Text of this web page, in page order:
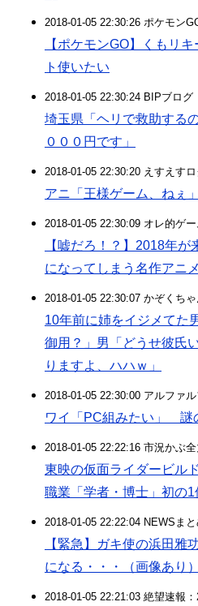
2018-01-05 22:30:26 ポケモン
【ポケモンGO】くもリ
ト使いたい
2018-01-05 22:30:24 BIPブログ
埼玉県「ヘリで救助する
０００円です」
2018-01-05 22:30:20 えすえす
アニ「王様ゲーム、ねぇ」
2018-01-05 22:30:09 オレ的ゲ
【嘘だろ！？】2018年
になってしまう名作アニ
2018-01-05 22:30:07 かぞくち
10年前に姉をイジメてた
御用？」男「どうせ彼氏
りますよ、ハハｗ」
2018-01-05 22:30:00 アルファ
ワイ「PC組みたい」 謎
2018-01-05 22:22:16 市況かぶ
東映の仮面ライダービル
職業「学者・博士」初の
2018-01-05 22:22:04 NEWSま
【緊急】ガキ使の浜田雅
になる・・・（画像あり）
2018-01-05 22:21:03 絶望速報